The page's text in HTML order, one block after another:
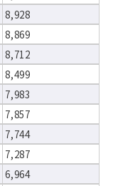
8,928
8,869
8,712
8,499
7,983
7,857
7,744
7,287
6,964